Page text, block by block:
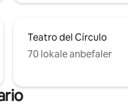
Teatro del Círculo
70 lokale anbefaler